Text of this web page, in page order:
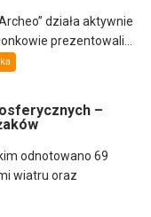
działa aktywnie
prezentowali...
–
odnotowano 69
wiatru oraz